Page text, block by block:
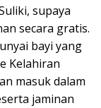
supaya
secara gratis.
bayi yang
Kelahiran
masuk dalam
jaminan